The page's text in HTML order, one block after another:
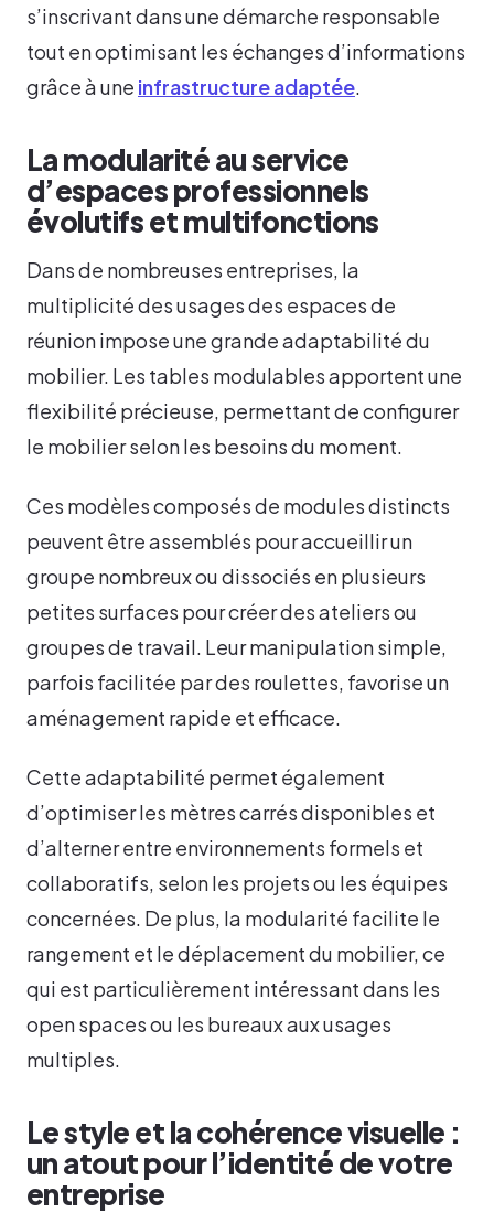
s’inscrivant dans une démarche responsable
tout en optimisant les échanges d’informations
grâce à une infrastructure adaptée.
La modularité au service
d’espaces professionnels
évolutifs et multifonctions
Dans de nombreuses entreprises, la
multiplicité des usages des espaces de
réunion impose une grande adaptabilité du
mobilier. Les tables modulables apportent une
flexibilité précieuse, permettant de configurer
le mobilier selon les besoins du moment.
Ces modèles composés de modules distincts
peuvent être assemblés pour accueillir un
groupe nombreux ou dissociés en plusieurs
petites surfaces pour créer des ateliers ou
groupes de travail. Leur manipulation simple,
parfois facilitée par des roulettes, favorise un
aménagement rapide et efficace.
Cette adaptabilité permet également
d’optimiser les mètres carrés disponibles et
d’alterner entre environnements formels et
collaboratifs, selon les projets ou les équipes
concernées. De plus, la modularité facilite le
rangement et le déplacement du mobilier, ce
qui est particulièrement intéressant dans les
open spaces ou les bureaux aux usages
multiples.
Le style et la cohérence visuelle :
un atout pour l’identité de votre
entreprise